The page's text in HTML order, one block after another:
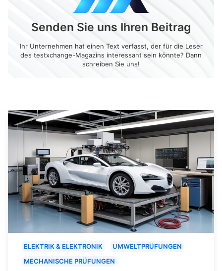
Senden Sie uns Ihren Beitrag
Ihr Unternehmen hat einen Text verfasst, der für die Leser
des testxchange-Magazins interessant sein könnte? Dann
schreiben Sie uns!
ELEKTRIK & ELEKTRONIK
UMWELTPRÜFUNGEN
MECHANISCHE PRÜFUNGEN